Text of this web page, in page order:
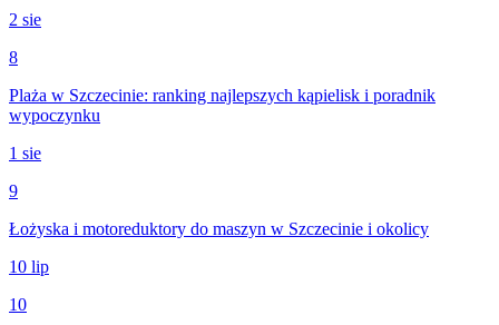
2 sie
8
Plaża w Szczecinie: ranking najlepszych kąpielisk i poradnik
wypoczynku
1 sie
9
Łożyska i motoreduktory do maszyn w Szczecinie i okolicy
10 lip
10